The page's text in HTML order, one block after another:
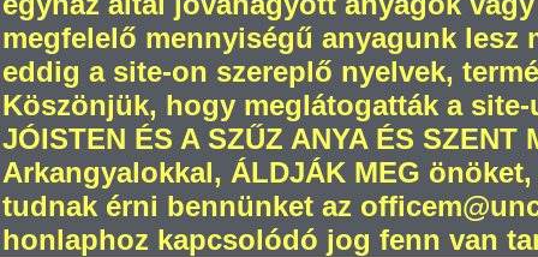
megfelelő mennyiségű anyagunk lesz
eddig a site-on szereplő nyelvek,
Köszönjük, hogy meglátogatták a
JÓISTEN ÉS A SZŰZ ANYA ÉS
Arkangyalokkal, ÁLDJÁK MEG
tudnak érni bennünket az
honlaphoz kapcsolódó jog fenn van